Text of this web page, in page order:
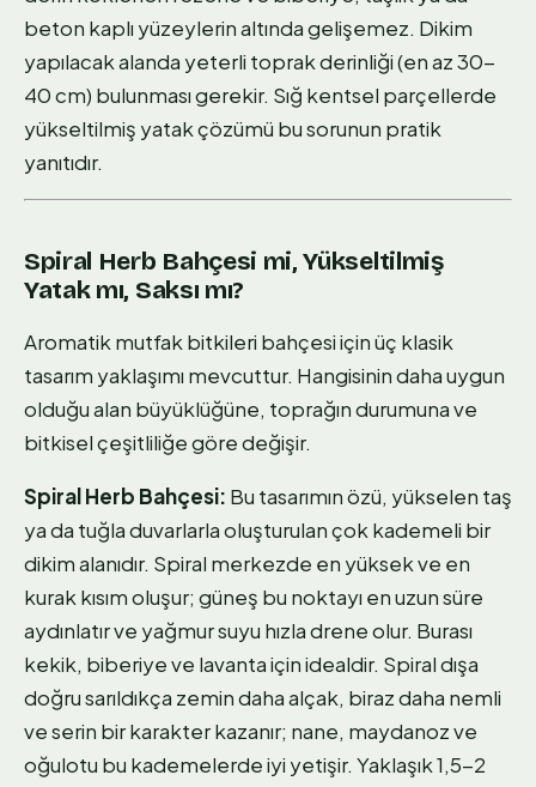
beton kaplı yüzeylerin altında gelişemez. Dikim
yapılacak alanda yeterli toprak derinliği (en az 30-
40 cm) bulunması gerekir. Sığ kentsel parçellerde
yükseltilmiş yatak çözümü bu sorunun pratik
yanıtıdır.
Spiral Herb Bahçesi mi, Yükseltilmiş
Yatak mı, Saksı mı?
Aromatik mutfak bitkileri bahçesi için üç klasik
tasarım yaklaşımı mevcuttur. Hangisinin daha uygun
olduğu alan büyüklüğüne, toprağın durumuna ve
bitkisel çeşitliliğe göre değişir.
Spiral Herb Bahçesi: Bu tasarımın özü, yükselen taş
ya da tuğla duvarlarla oluşturulan çok kademeli bir
dikim alanıdır. Spiral merkezde en yüksek ve en
kurak kısım oluşur; güneş bu noktayı en uzun süre
aydınlatır ve yağmur suyu hızla drene olur. Burası
kekik, biberiye ve lavanta için idealdir. Spiral dışa
doğru sarıldıkça zemin daha alçak, biraz daha nemli
ve serin bir karakter kazanır; nane, maydanoz ve
oğulotu bu kademelerde iyi yetişir. Yaklaşık 1,5-2